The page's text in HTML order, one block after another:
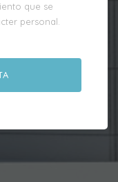
que se
personal.